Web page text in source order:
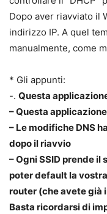
Dopo aver riavviato il
indirizzo IP. A quel
manualmente, come
* Gli appunti:
-. Questa
– Questa
– Le modifiche DNS
dopo il riavvio
– Ogni SSID prende il
poter default la
router (che avete già
Basta ricordarsi di